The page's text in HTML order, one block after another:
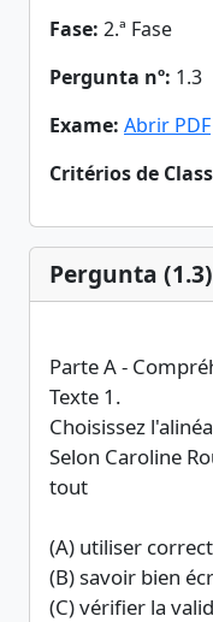
Fase: 2.ª Fase
Pergunta nº: 1.3
Exame: Abrir PDF
Critérios de
Pergunta (1.3)
Parte A -
Texte 1.
Choisissez
Selon Caroline
tout
(A) utiliser
(B) savoir bien
(C) vérifier la